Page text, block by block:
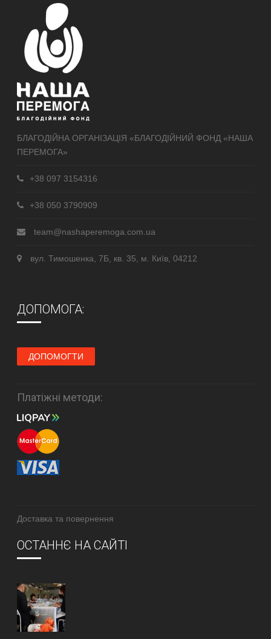
БЛАГОДІЙНА ОРГАНІЗАЦІЯ «БЛАГОДІЙНИЙ ФОНД «НАША
ПЕРЕМОГА»
+38 097 3154316
+38 050 3790909
team@nashaperemoga.com.ua
вул. Тимошенка, 7Б, кв. 35, м. Київ, 04212
ДОПОМОГА:
ДОПОМОГТИ
Платіжні методи:
Доставка та повернення
ОСТАННЄ НА САЙТІ